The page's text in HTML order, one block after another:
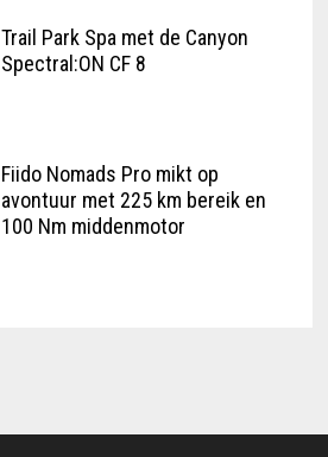
Trail Park Spa met de Canyon
Spectral:ON CF 8
Fiido Nomads Pro mikt op
avontuur met 225 km bereik en
100 Nm middenmotor